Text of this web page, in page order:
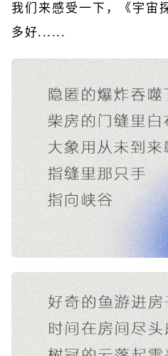
我们来感受一下，《宇宙
多好......